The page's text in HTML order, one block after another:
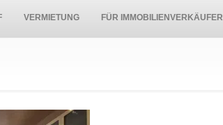
VERMIETUNG FÜR IMMOBILIENVERKÄUFER